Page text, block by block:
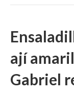
ají
Gabriel